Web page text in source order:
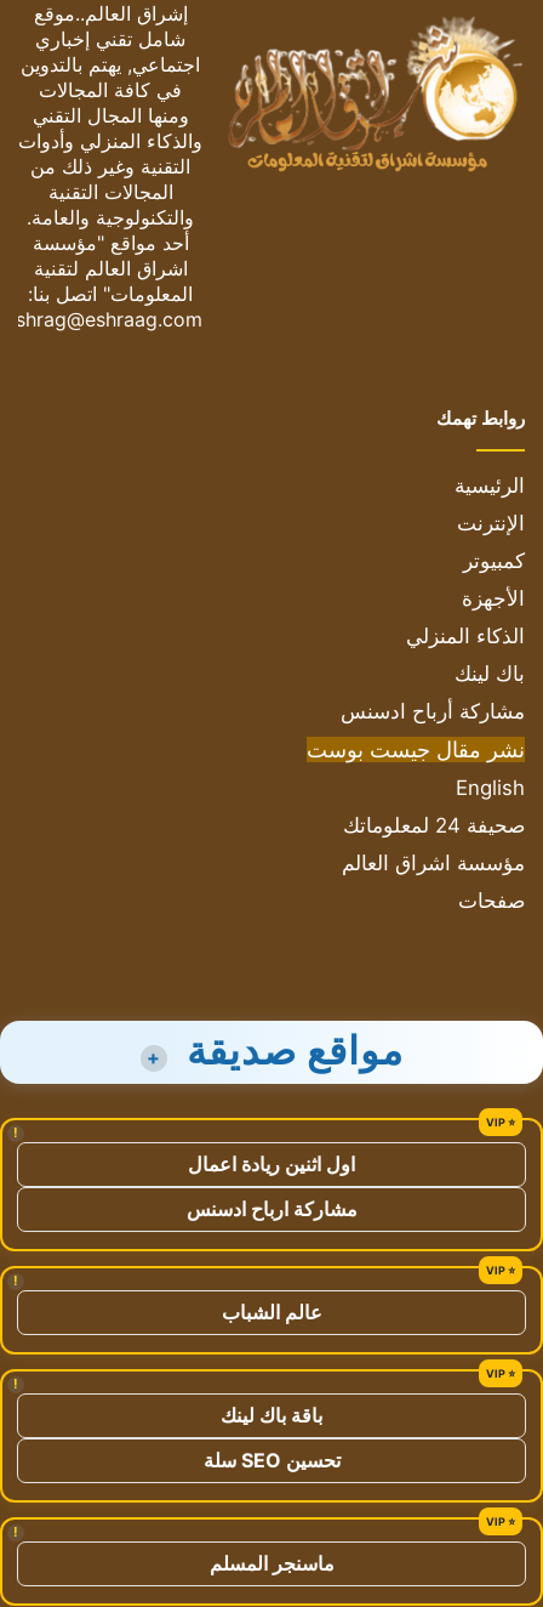
إشراق العالم..موقع
شامل تقني إخباري
اجتماعي, يهتم بالتدوين
في كافة المجالات
ومنها المجال التقني
والذكاء المنزلي وأدوات
التقنية وغير ذلك من
المجالات التقنية
والتكنولوجية والعامة.
أحد مواقع "مؤسسة
اشراق العالم لتقنية
المعلومات" اتصل بنا:
eshrag@eshraag.com
روابط تهمك
الرئيسية
الإنترنت
كمبيوتر
الأجهزة
الذكاء المنزلي
باك لينك
مشاركة أرباح ادسنس
نشر مقال جيست بوست
English
صحيفة 24 لمعلوماتك
مؤسسة اشراق العالم
صفحات
مواقع صديقة +
!
اول اثنين ريادة اعمال
مشاركة ارباح ادسنس
!
عالم الشباب
!
باقة باك لينك
تحسين SEO سلة
!
ماسنجر المسلم